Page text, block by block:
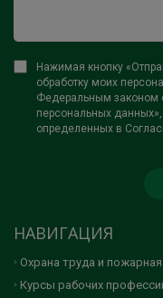
Нажимая кнопку
обработку моих
Федеральным законом
персональных
определенных в
НАВИГАЦИЯ
Охрана труда и
Курсы рабочих